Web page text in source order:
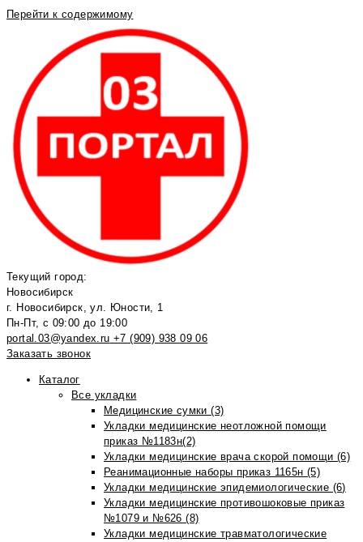
Перейти к содержимому
Текущий город:
Новосибирск
г. Новосибирск, ул. Юности, 1
Пн-Пт, с 09:00 до 19:00
portal.03@yandex.ru +7 (909) 938 09 06
Заказать звонок
Каталог
Все укладки
Медицинские сумки (3)
Укладки медицинские неотложной помощи
приказ №1183н(2)
Укладки медицинские врача скорой помощи (6)
Реанимационные наборы приказ 1165н (5)
Укладки медицинские эпидемиологические (6)
Укладки медицинские противошоковые приказ
№1079 и №626 (8)
Укладки медицинские травматологические